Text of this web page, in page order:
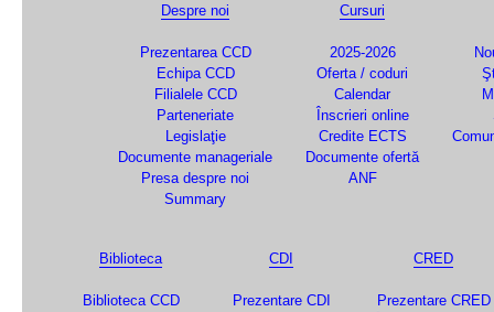
Despre noi
Prezentarea CCD
Echipa CCD
Filialele CCD
Parteneriate
Legislaţie
Documente manageriale
Presa despre noi
Summary
Cursuri
2025-2026
Oferta / coduri
Calendar
Înscrieri online
Credite ECTS
Documente ofertă
ANF
Biblioteca
Biblioteca CCD
CDI
Prezentare CDI
CRED
Prezentare CRED